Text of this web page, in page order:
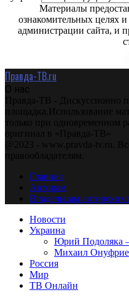
Материалы
ознакомительных целях
администрации сайта, и
Правда-ТВ.ru
О нас
Правда-ТВ - Дискуссионно
площадка.Использование
только при одновременном
оригинал в «Правда-ТВ»
@2023 - www.pravda-tv.ru.
правообладателям.
Главная
Авторам
Владельцам авторских
Новости
Украина
Юрий
Михаил
Россия
Мир
ТВ Онлайн